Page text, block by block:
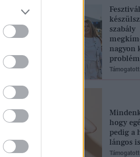
szabály
nagyon
hogy
pedig a
lángos